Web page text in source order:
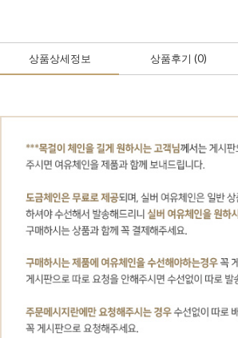
상품상세정보 상품후기 (0)